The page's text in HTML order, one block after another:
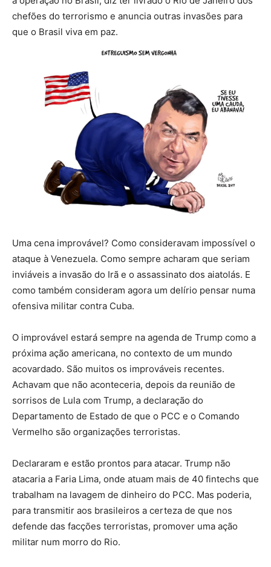
chefões do terrorismo e anuncia outras invasões para
que o Brasil viva em paz.
Uma cena improvável? Como consideravam impossível o
ataque à Venezuela. Como sempre acharam que seriam
inviáveis a invasão do Irã e o assassinato dos aiatolás. E
como também consideram agora um delírio pensar numa
ofensiva militar contra Cuba.
O improvável estará sempre na agenda de Trump como a
próxima ação americana, no contexto de um mundo
acovardado. São muitos os improváveis recentes.
Achavam que não aconteceria, depois da reunião de
sorrisos de Lula com Trump, a declaração do
Departamento de Estado de que o PCC e o Comando
Vermelho são organizações terroristas.
Declararam e estão prontos para atacar. Trump não
atacaria a Faria Lima, onde atuam mais de 40 fintechs que
trabalham na lavagem de dinheiro do PCC. Mas poderia,
para transmitir aos brasileiros a certeza de que nos
defende das facções terroristas, promover uma ação
militar num morro do Rio.